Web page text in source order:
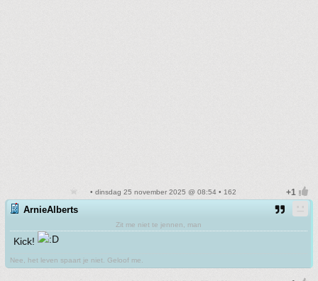
• dinsdag 25 november 2025 @ 08:54 • 162
ArnieAlberts
Zit me niet te jennen, man
Kick!
Nee, het leven spaart je niet. Geloof me.